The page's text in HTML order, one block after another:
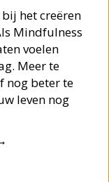
het creëren
Mindfulness
voelen
Meer te
nog beter te
leven nog